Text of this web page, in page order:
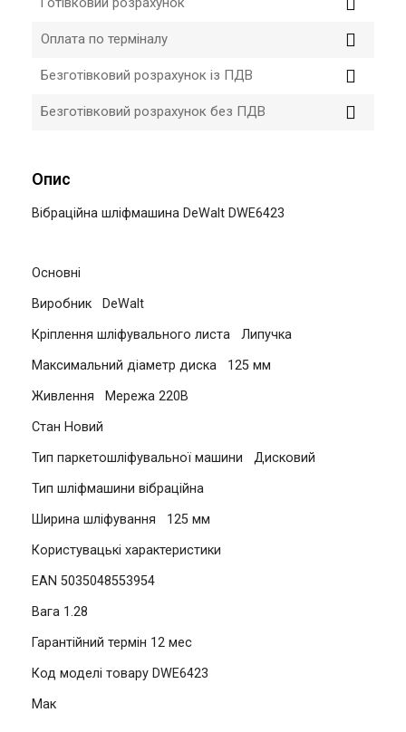
Оплата по терміналу
Безготівковий розрахунок із ПДВ
Безготівковий розрахунок без ПДВ
Опис
Вібраційна шліфмашина DeWalt DWE6423
Основні
Виробник
DeWalt
Кріплення шліфувального листа
Липучка
Максимальний діаметр диска
125 мм
Живлення
Мережа 220В
Стан Новий
Тип паркетошліфувальної машини
Дисковий
Тип шліфмашини вібраційна
Ширина шліфування
125 мм
Користувацькі характеристики
EAN 5035048553954
Вага 1.28
Гарантійний термін 12 мес
Код моделі товару DWE6423
Мак